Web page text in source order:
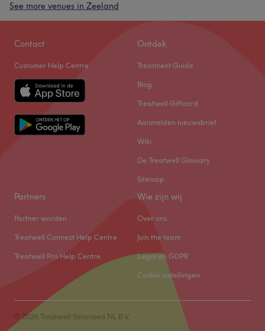
See more venues in Zeeland
Contact
Customer Help Centre
Ontdek
Treatment Guide
Blog
Treatwell Giftcard
Aanmelden nieuwsbrief
Wiki
De Treatwell Glossary
Sitemap
Partners
Partner worden
Treatwell Connect Help Centre
Treatwell Pro Help Centre
Wie zijn wij
Over ons
Join the team
Legal en GDPR
Cookie instellingen
© 2026 Treatwell Salonized NL B.V.